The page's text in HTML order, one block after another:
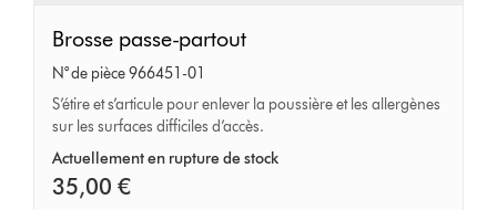
Brosse
passe-
partout
Brosse passe-partout
N° de pièce 966451-01
S’étire et s’articule pour enlever la poussière et les allergènes
sur les surfaces difficiles d’accès.
Actuellement en rupture de stock
35,00 €